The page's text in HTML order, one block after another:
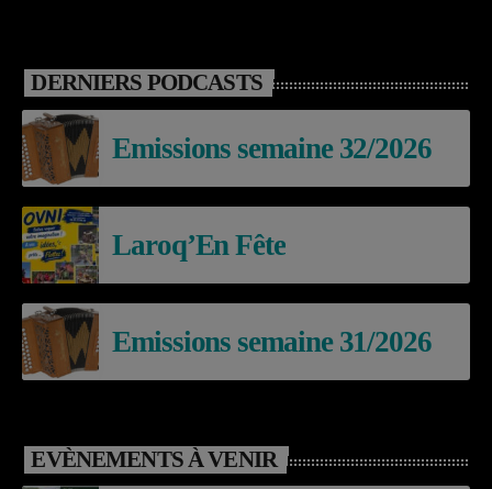
DERNIERS PODCASTS
Emissions semaine 32/2026
Laroq’En Fête
Emissions semaine 31/2026
EVÈNEMENTS À VENIR